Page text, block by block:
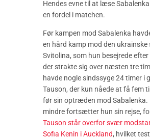
Hendes evne til at læse
en fordel i matchen.
Før kampen mod Sabalenka
en hård kamp mod den ukrainske
Svitolina, som hun besejrede
der strakte sig over næsten tre
havde nogle sindssyge 24 timer i
Tauson, der kun nåede at få fem
før sin optræden mod Sabalenka.
mindre fortsætter hun sin rejse,
Tauson står overfor svær
Sofia Kenin i Auckland, hvilket